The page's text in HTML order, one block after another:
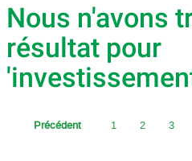
Nous n'avons
résultat pour
Précédent 1 2 3